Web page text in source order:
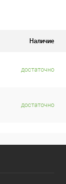
Наличие
достаточно
достаточно